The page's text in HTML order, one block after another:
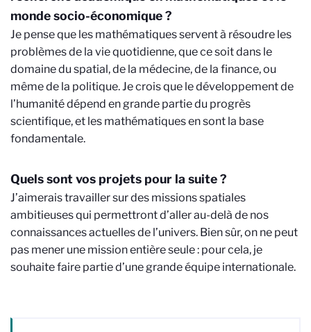
monde socio-économique ?
Je pense que les mathématiques servent à résoudre les
problèmes de la vie quotidienne, que ce soit dans le
domaine du spatial, de la médecine, de la finance, ou
même de la politique. Je crois que le développement de
l’humanité dépend en grande partie du progrès
scientifique, et les mathématiques en sont la base
fondamentale.
Quels sont vos projets pour la suite ?
J’aimerais travailler sur des missions spatiales
ambitieuses qui permettront d’aller au-delà de nos
connaissances actuelles de l’univers. Bien sûr, on ne peut
pas mener une mission entière seule : pour cela, je
souhaite faire partie d’une grande équipe internationale.